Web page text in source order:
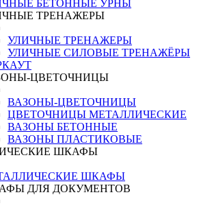
БЕТОННЫЕ УРНЫ
ТРЕНАЖЕРЫ
УЛИЧНЫЕ ТРЕНАЖЕРЫ
УЛИЧНЫЕ СИЛОВЫЕ ТРЕНАЖЁРЫ
ЦВЕТОЧНИЦЫ
ВАЗОНЫ-ЦВЕТОЧНИЦЫ
ЦВЕТОЧНИЦЫ МЕТАЛЛИЧЕСКИЕ
ВАЗОНЫ БЕТОННЫЕ
ВАЗОНЫ ПЛАСТИКОВЫЕ
ШКАФЫ
ШКАФЫ
ДЛЯ ДОКУМЕНТОВ